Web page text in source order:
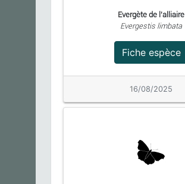
Evergète de l'alliaire
Evergestis limbata
Fiche espèce
16/08/2025